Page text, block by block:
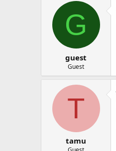
G
guest
Guest
T
tamu